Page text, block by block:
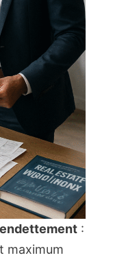
:
maximum